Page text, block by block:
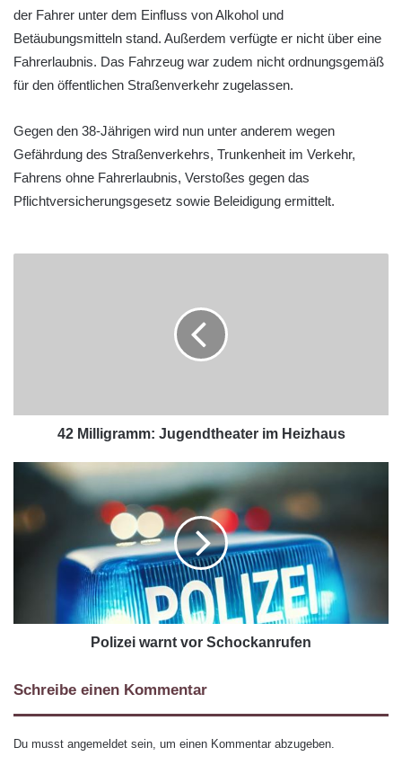
der Fahrer unter dem Einfluss von Alkohol und
Betäubungsmitteln stand. Außerdem verfügte er nicht über eine
Fahrerlaubnis. Das Fahrzeug war zudem nicht ordnungsgemäß
für den öffentlichen Straßenverkehr zugelassen.
Gegen den 38-Jährigen wird nun unter anderem wegen
Gefährdung des Straßenverkehrs, Trunkenheit im Verkehr,
Fahrens ohne Fahrerlaubnis, Verstoßes gegen das
Pflichtversicherungsgesetz sowie Beleidigung ermittelt.
42 Milligramm: Jugendtheater im Heizhaus
Polizei warnt vor Schockanrufen
Schreibe einen Kommentar
Du musst angemeldet sein, um einen Kommentar abzugeben.